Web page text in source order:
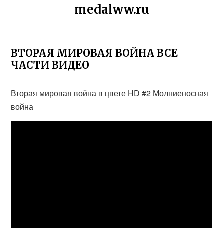
medalww.ru
ВТОРАЯ МИРОВАЯ ВОЙНА ВСЕ
ЧАСТИ ВИДЕО
Вторая мировая война в цвете HD #2 Молниеносная
война